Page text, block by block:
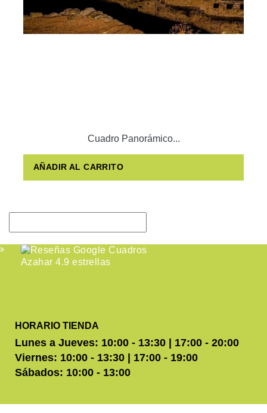
Cuadro Panorámico...
AÑADIR AL CARRITO
HORARIO TIENDA
Lunes a Jueves: 10:00 - 13:30 | 17:00 - 20:00
Viernes: 10:00 - 13:30 | 17:00 - 19:00
Sábados: 10:00 - 13:00